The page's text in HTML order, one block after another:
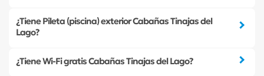
¿Tiene Pileta (piscina) exterior Cabañas Tinajas del
Lago?
¿Tiene Wi-Fi gratis Cabañas Tinajas del Lago?